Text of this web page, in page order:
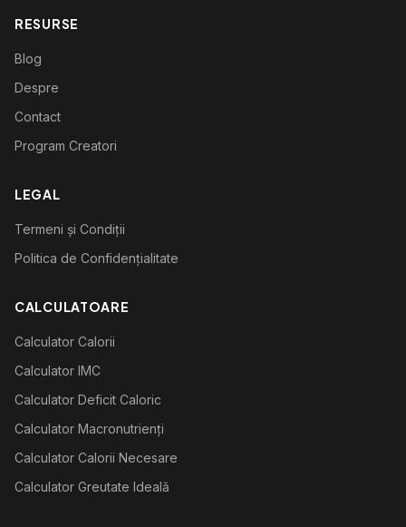
RESURSE
Blog
Despre
Contact
Program Creatori
LEGAL
Termeni și Condiții
Politica de Confidențialitate
CALCULATOARE
Calculator Calorii
Calculator IMC
Calculator Deficit Caloric
Calculator Macronutrienți
Calculator Calorii Necesare
Calculator Greutate Ideală